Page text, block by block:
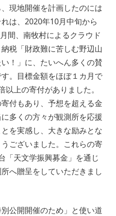
現地開催を計画したのには
は、2020年10月中旬から
間、南牧村によるクラウド
税「財政難に苦しむ野辺山
！」に、たいへん多くの賛
。目標金額をほぼ１カ月で
上の寄付がありました。
付もあり、予想を超える金
多くの方々が観測所を応援
を実感し、大きな励みとな
ございました。これらの寄
「天文学振興募金」を通じ
へ贈呈をしていただきまし
公開開催のため」と使い道